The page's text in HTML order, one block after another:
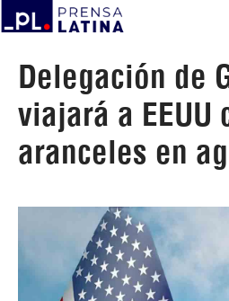
Delegación de
viajará a EEUU
aranceles en